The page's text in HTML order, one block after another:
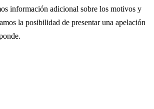
información adicional sobre los motivos y
la posibilidad de presentar una apelación